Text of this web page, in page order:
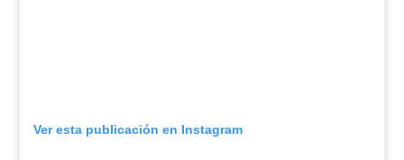
Ver esta publicación en Instagram